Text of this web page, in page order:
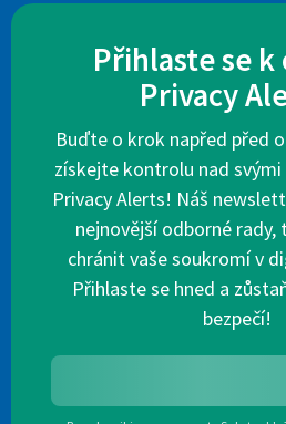
Přihlaste se
Privacy
Buďte o krok napřed před
získejte kontrolu nad
Privacy Alerts! Náš
nejnovější odborné rady,
chránit vaše soukromí v
Přihlaste se hned a
bezpečí!